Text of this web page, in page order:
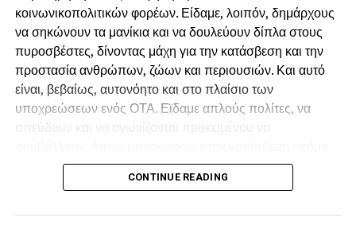
με τους ίδιους κινδύνους και τις καταστροφές.
κοινωνικοπολιτικών φορέων. Είδαμε, λοιπόν, δημάρχους
να σηκώνουν τα μανίκια και να δουλεύουν δίπλα στους
πυροσβέστες, δίνοντας μάχη για την κατάσβεση και την
προστασία ανθρώπων, ζώων και περιουσιών. Και αυτό
είναι, βεβαίως, αυτονόητο και στο πλαίσιο των
υποχρεώσεων ενός ΟΤΑ. Εϊδαμε απλούς πολίτες, να
σπεύδουν και να αγωνίζονται προκειμένου να
και αν δεν είχαν οι ίδιοι κάποιο κίνδυνο για την περιουσία
τους απλώς, γιατί συντρέχουν εθελοντικά τον
CONTINUE READING